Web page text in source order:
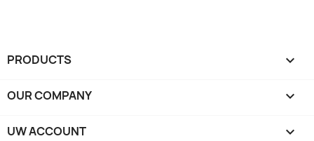
PRODUCTS 
OUR COMPANY 
UW ACCOUNT 